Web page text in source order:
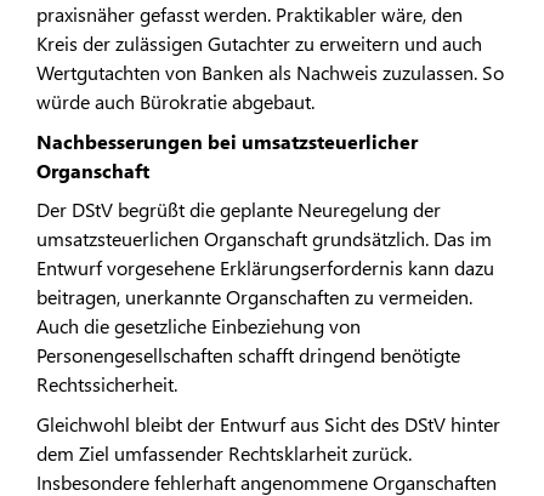
praxisnäher gefasst werden. Praktikabler wäre, den
Kreis der zulässigen Gutachter zu erweitern und auch
Wertgutachten von Banken als Nachweis zuzulassen. So
würde auch Bürokratie abgebaut.
Nachbesserungen bei umsatzsteuerlicher
Organschaft
Der DStV begrüßt die geplante Neuregelung der
umsatzsteuerlichen Organschaft grundsätzlich. Das im
Entwurf vorgesehene Erklärungserfordernis kann dazu
beitragen, unerkannte Organschaften zu vermeiden.
Auch die gesetzliche Einbeziehung von
Personengesellschaften schafft dringend benötigte
Rechtssicherheit.
Gleichwohl bleibt der Entwurf aus Sicht des DStV hinter
dem Ziel umfassender Rechtsklarheit zurück.
Insbesondere fehlerhaft angenommene Organschaften